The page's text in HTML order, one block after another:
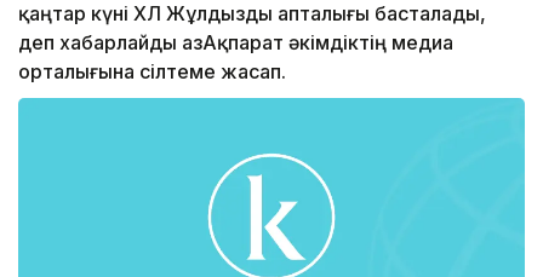
қаңтар күні ҚХЛ Жұлдызды апталығы басталады,
деп хабарлайды ҚазАқпарат әкімдіктің медиа
орталығына сілтеме жасап.